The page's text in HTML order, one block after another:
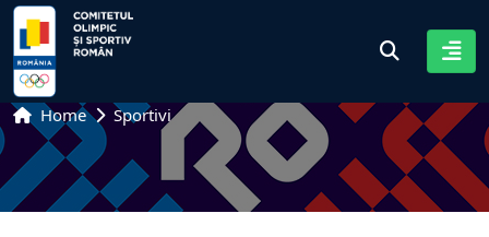
Home Sportivi